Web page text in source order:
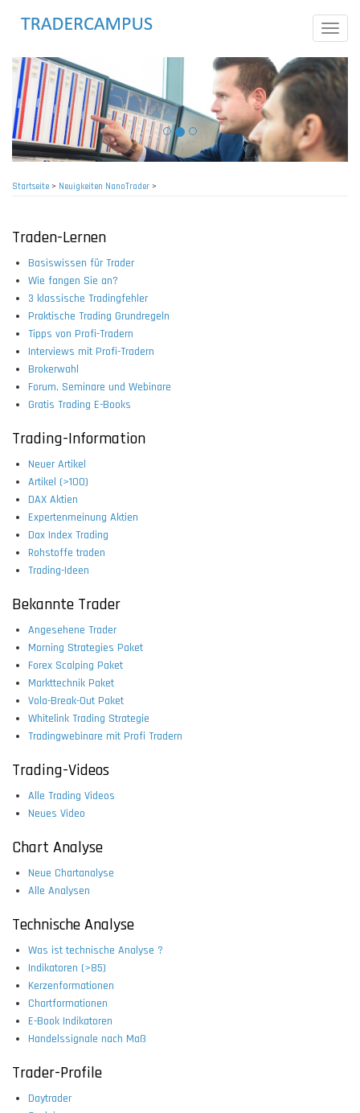
Toggle
Startseite> Neuigkeiten NanoTrader >
Traden-Lernen
Basiswissen für Trader
Wie fangen Sie an?
3 klassische Tradingfehler
Praktische Trading Grundregeln
Tipps von Profi-Tradern
Interviews mit Profi-Tradern
Brokerwahl
Forum, Seminare und Webinare
Gratis Trading E-Books
Trading-Information
Neuer Artikel
Artikel (>100)
DAX Aktien
Expertenmeinung Aktien
Dax Index Trading
Rohstoffe traden
Trading-Ideen
Bekannte Trader
Angesehene Trader
Morning Strategies Paket
Forex Scalping Paket
Markttechnik Paket
Vola-Break-Out Paket
Whitelink Trading Strategie
Tradingwebinare mit Profi Tradern
Trading-Videos
Alle Trading Videos
Neues Video
Chart Analyse
Neue Chartanalyse
Alle Analysen
Technische Analyse
Was ist technische Analyse ?
Indikatoren (>85)
Kerzenformationen
Chartformationen
E-Book Indikatoren
Handelssignale nach Maß
Trader-Profile
Daytrader